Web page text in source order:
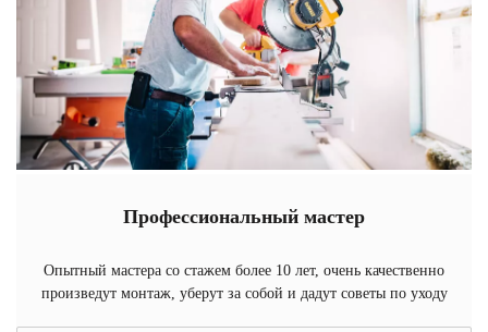
Профессиональный мастер
Опытный мастера со стажем более 10 лет, очень качественно
произведут монтаж, уберут за собой и дадут советы по уходу